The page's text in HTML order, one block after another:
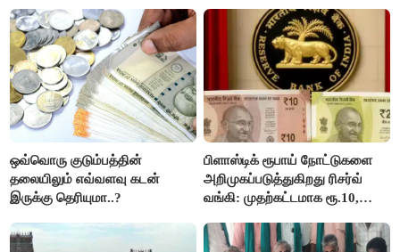
ஒவ்வொரு குடும்பத்தின்
தலையிலும் எவ்வளவு கடன்
இருக்கு தெரியுமா..?
பிளாஸ்டிக் ரூபாய் நோட்டுகளை
அறிமுகப்படுத்துகிறது ரிசர்வ்
வங்கி: முதற்கட்டமாக ரூ.10,